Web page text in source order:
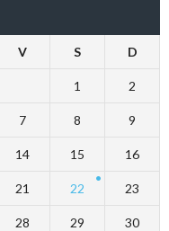
V S D
1 2
7 8 9
14 15 16
21 22 23
28 29 30